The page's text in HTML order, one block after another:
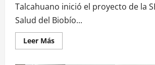
Talcahuano inició el proyecto de la
Salud del Biobío...
Leer Más